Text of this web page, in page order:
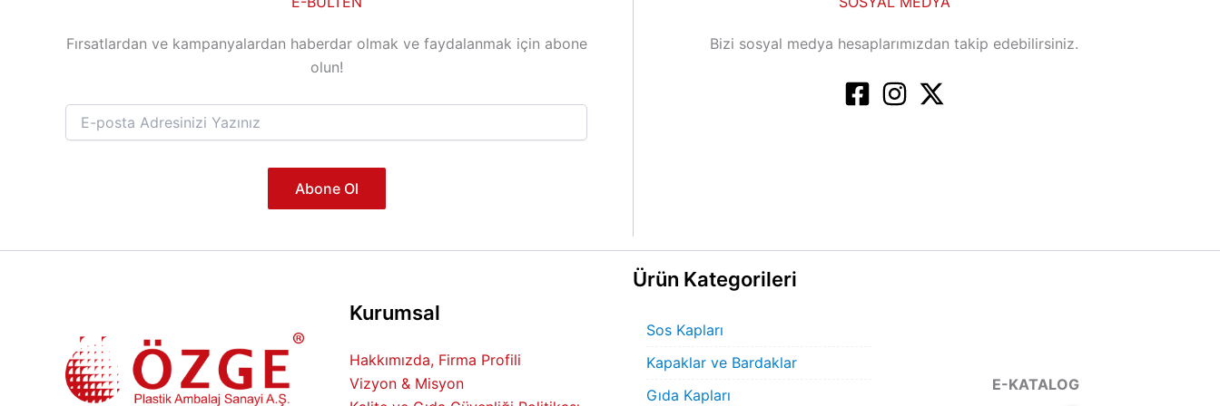
Fırsatlardan ve kampanyalardan haberdar olmak ve faydalanmak için abone
olun!
Abone Ol
Bizi sosyal medya hesaplarımızdan takip edebilirsiniz.
Kurumsal
Hakkımızda, Firma Profili
Vizyon & Misyon
Ürün Kategorileri
Sos Kapları
Kapaklar ve Bardaklar
Gıda Kapları
E-KATALOG